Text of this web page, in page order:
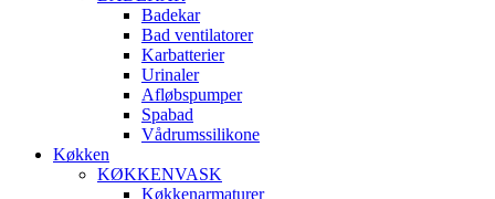
Badekar
Bad ventilatorer
Karbatterier
Urinaler
Afløbspumper
Spabad
Vådrumssilikone
Køkken
KØKKENVASK
Køkkenarmaturer